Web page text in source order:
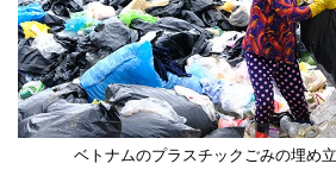
ベトナムのプラスチックごみの埋め